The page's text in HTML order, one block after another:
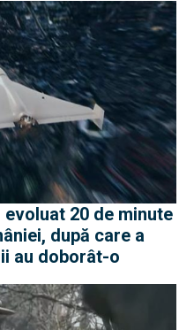
20 de minute
după care a
au doborât-o